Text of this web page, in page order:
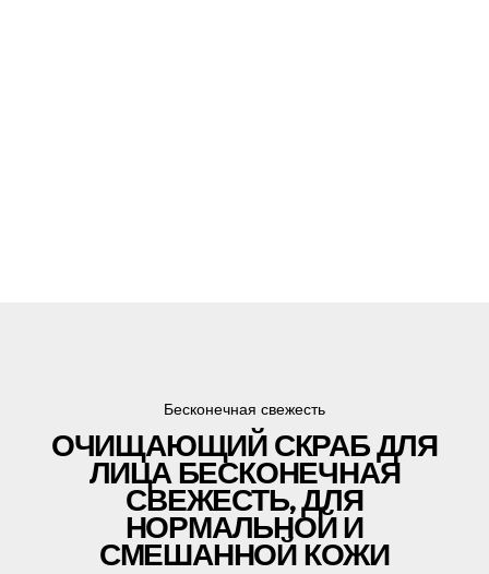
Бесконечная свежесть
ОЧИЩАЮЩИЙ СКРАБ ДЛЯ
ЛИЦА БЕСКОНЕЧНАЯ
СВЕЖЕСТЬ, ДЛЯ
НОРМАЛЬНОЙ И
СМЕШАННОЙ КОЖИ